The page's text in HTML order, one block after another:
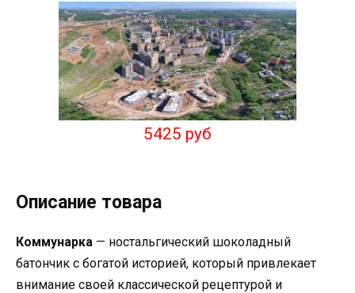
5425 руб
Описание товара
Коммунарка — ностальгический шоколадный
батончик с богатой историей, который привлекает
внимание своей классической рецептурой и